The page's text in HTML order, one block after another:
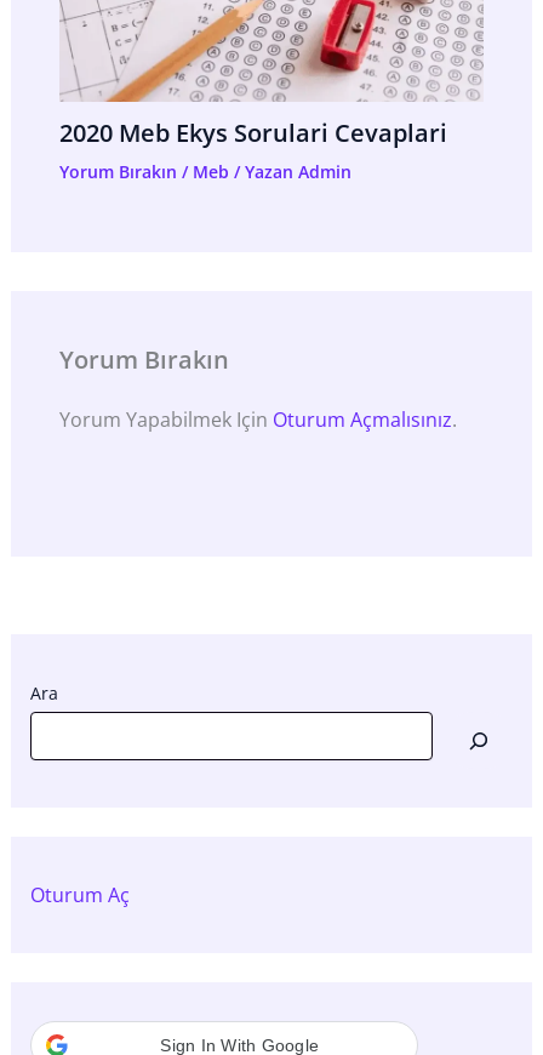
2020 Meb Ekys Sorulari Cevaplari
Yorum Bırakın / Meb / Yazan Admin
Yorum Bırakın
Yorum Yapabilmek Için Oturum Açmalısınız.
Ara
Oturum Aç
Sign In With Google